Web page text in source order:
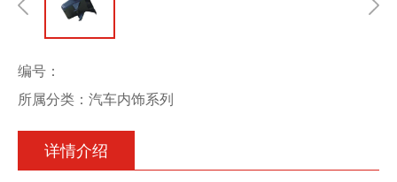
编号：
所属分类：汽车内饰系列
详情介绍